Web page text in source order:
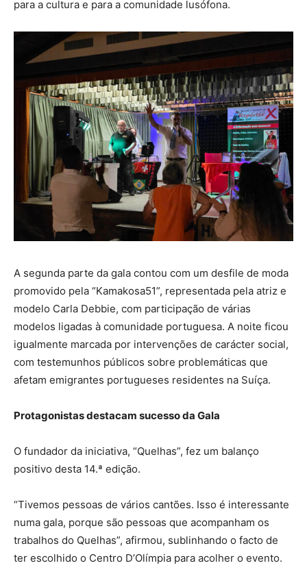
para a cultura e para a comunidade lusófona.
A segunda parte da gala contou com um desfile de moda
promovido pela “Kamakosa51”, representada pela atriz e
modelo Carla Debbie, com participação de várias
modelos ligadas à comunidade portuguesa. A noite ficou
igualmente marcada por intervenções de carácter social,
com testemunhos públicos sobre problemáticas que
afetam emigrantes portugueses residentes na Suíça.
Protagonistas destacam sucesso da Gala
O fundador da iniciativa, “Quelhas”, fez um balanço
positivo desta 14.ª edição.
“Tivemos pessoas de vários cantões. Isso é interessante
numa gala, porque são pessoas que acompanham os
trabalhos do Quelhas”, afirmou, sublinhando o facto de
ter escolhido o Centro D’Olímpia para acolher o evento.